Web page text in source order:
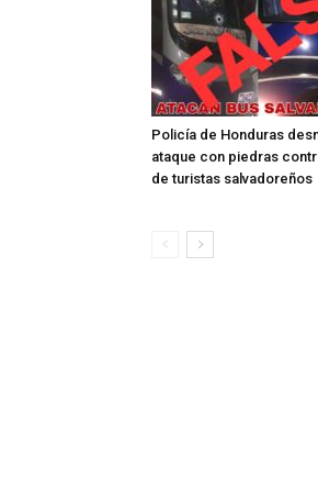
Policía de Honduras
ataque con piedras
de turistas salvadoreños